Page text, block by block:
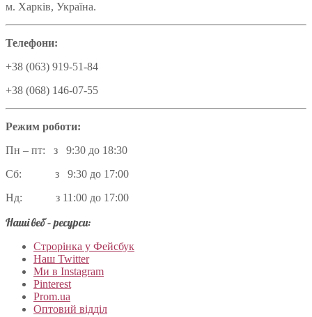
м. Харків, Україна.
Телефони:
+38 (063) 919-51-84
+38 (068) 146-07-55
Режим роботи:
Пн – пт: з 9:30 до 18:30
Сб: з 9:30 до 17:00
Нд: з 11:00 до 17:00
Наші веб – ресурси:
Строрінка у Фейсбук
Наш Twitter
Ми в Instagram
Pinterest
Prom.ua
Оптовий відділ